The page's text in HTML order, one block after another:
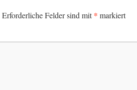
Erforderliche Felder sind mit* markiert